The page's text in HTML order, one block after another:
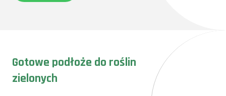
Gotowe podłoże do roślin
zielonych